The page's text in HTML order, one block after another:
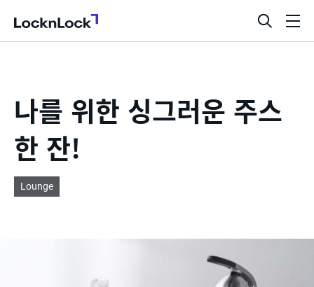
LocknLock
검
색
나를 위한 싱그러운 주스
한 잔!
Lounge